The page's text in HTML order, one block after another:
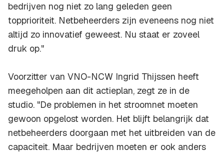
bedrijven nog niet zo lang geleden geen
topprioriteit. Netbeheerders zijn eveneens nog niet
altijd zo innovatief geweest. Nu staat er zoveel
druk op."
Voorzitter van VNO-NCW Ingrid Thijssen heeft
meegeholpen aan dit actieplan, zegt ze in de
studio. "De problemen in het stroomnet moeten
gewoon opgelost worden. Het blijft belangrijk dat
netbeheerders doorgaan met het uitbreiden van de
capaciteit. Maar bedrijven moeten er ook anders